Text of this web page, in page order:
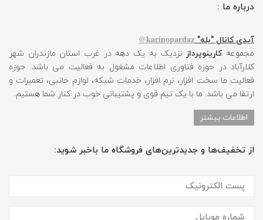
درباره ما :
آیدی کانال "بله" karinopardaz@
مجموعهکارینوپرداز نزدیک به یک دهه در غرب استان مازندران شهر
کلارآباد در حوزه فناوری اطلاعات مشغول به فعالیت می باشد. حوزه
فعالیت ما سخت افزار، نرم افزار، خدمات شبکه، لوازم جانبی، تعمیرات و
ارتقا می باشد. ما با یک تیم قوی و پشتیبانی خوب در کنار شما هستیم.
اطلاعات بیشتر
از تخفیف‌ها و جدیدترین‌های فروشگاه ما باخبر شوید: